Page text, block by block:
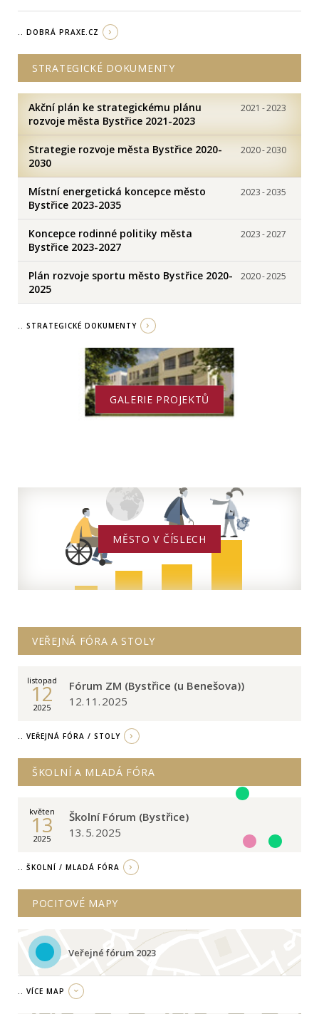
.. DOBRÁ PRAXE.CZ
STRATEGICKÉ DOKUMENTY
Akční plán ke strategickému plánu
rozvoje města Bystřice 2021-2023
2021 -2023
Strategie rozvoje města Bystřice 2020-
2030
2020-2030
Místní energetická koncepce město
Bystřice 2023-2035
2023-2035
Koncepce rodinné politiky města
Bystřice 2023-2027
2023-2027
Plán rozvoje sportu město Bystřice 2020-
2025
2020-2025
.. STRATEGICKÉ DOKUMENTY
GALERIE PROJEKTŮ
MĚSTO V ČÍSLECH
VEŘEJNÁ FÓRA A STOLY
listopad
12
2025
Fórum ZM (Bystřice (u Benešova))
12. 11. 2025
.. VEŘEJNÁ FÓRA / STOLY
ŠKOLNÍ A MLADÁ FÓRA
květen
13
2025
Školní Fórum (Bystřice)
13. 5. 2025
.. ŠKOLNÍ / MLADÁ FÓRA
POCITOVÉ MAPY
Veřejné fórum 2023
.. VÍCE MAP